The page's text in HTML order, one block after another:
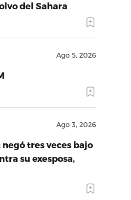
del Sahara
Ago 5, 2026
Ago 3, 2026
negó tres veces bajo
su exesposa,